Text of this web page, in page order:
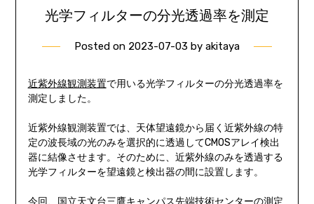
光学フィルターの分光透過率を測定
Posted on 2023-07-03 by akitaya
近紫外線観測装置で用いる光学フィルターの分光透過率を
測定しました。
近紫外線観測装置では、天体望遠鏡から届く近紫外線の特
定の波長域の光のみを選択的に透過してCMOSアレイ検出
器に結像させます。そのために、近紫外線のみを透過する
光学フィルターを望遠鏡と検出器の間に設置します。
今回、 国立天文台三鷹キャンパス先端技術センターの測定